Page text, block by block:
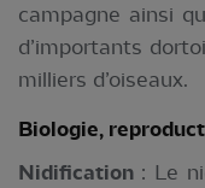
campagne ainsi
d’importants
milliers d’oiseaux.
Biologie,
Nidification : Le